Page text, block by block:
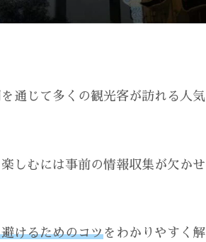
通じて多くの観光客が訪れる人気
しむには事前の情報収集が欠かせ
けるためのコツをわかりやすく解